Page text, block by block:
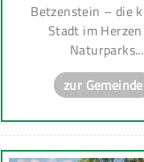
Betzenstein – die
Stadt im
Naturparks...
zur Gemeinde